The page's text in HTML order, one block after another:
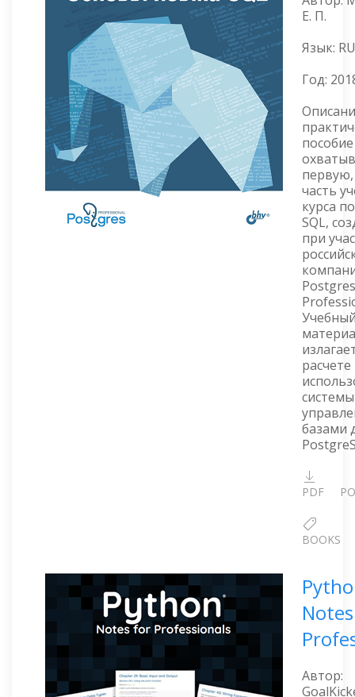
Е. П.
Язык: RU
Год:
пособие
часть
курса
SQL,
при
Postgres
расчете
системы
базами
PDF
BOOKS
Автор: